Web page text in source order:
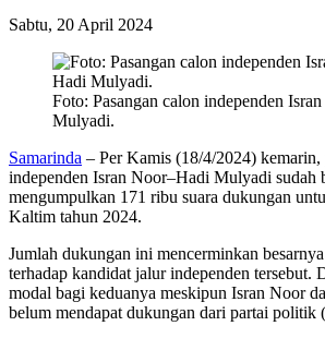
Sabtu, 20 April 2024
Foto: Pasangan calon independen
Mulyadi.
Samarinda – Per Kamis (18/4/2024) kemarin,
independen Isran Noor–Hadi Mulyadi sudah
mengumpulkan 171 ribu suara dukungan
Kaltim tahun 2024.
Jumlah dukungan ini mencerminkan
terhadap kandidat jalur independen tersebut.
modal bagi keduanya meskipun Isran Noor
belum mendapat dukungan dari partai politik